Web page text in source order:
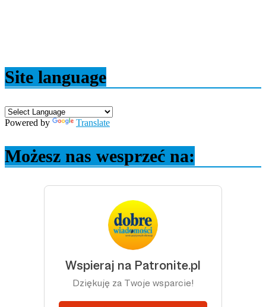
Site language
Powered by Translate
Możesz nas wesprzeć na: